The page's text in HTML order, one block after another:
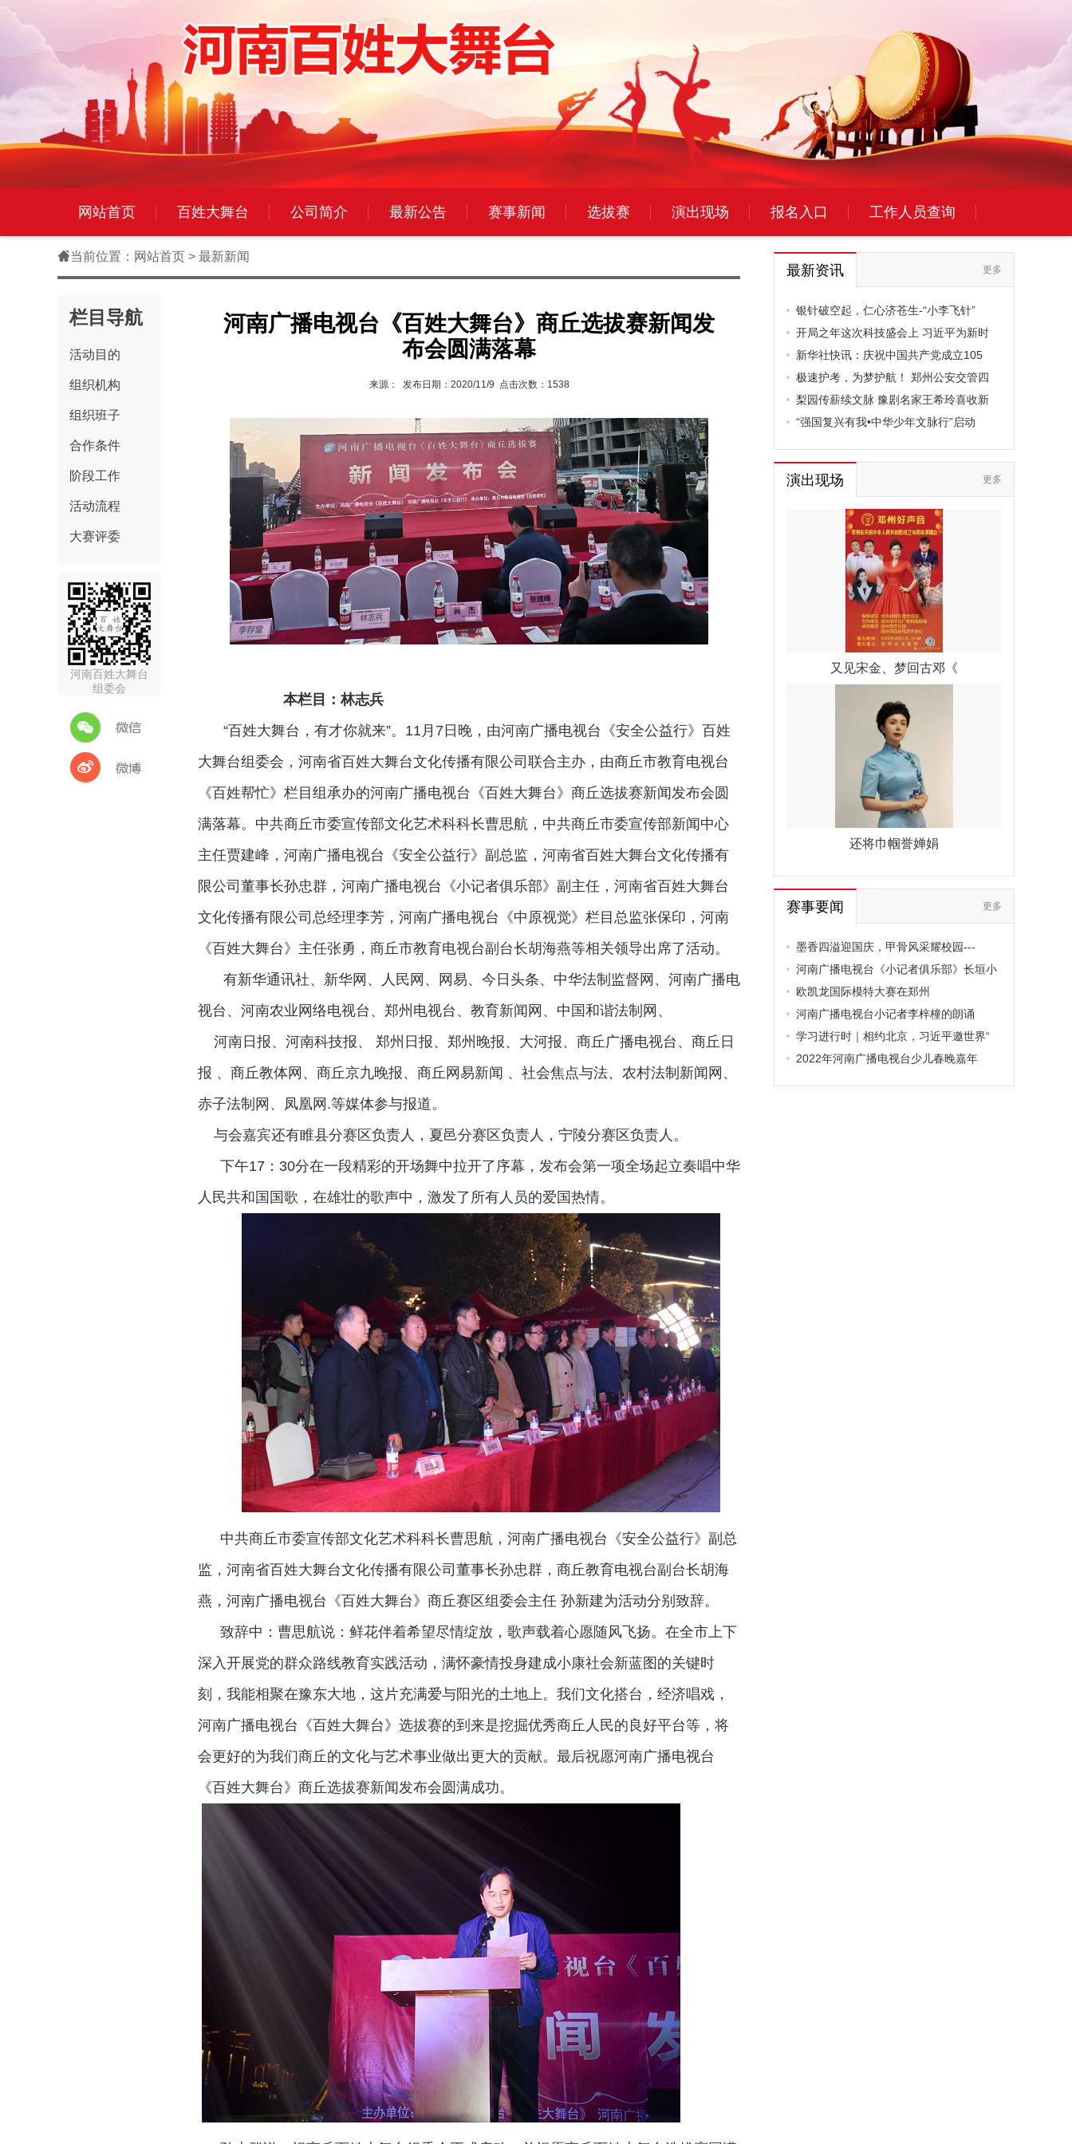
网站首页 百姓大舞台 公司简介 最新公告 赛事新闻 选拔赛 演出现场 报名入口 工作人员查询
当前位置： 网站首页 > 最新新闻
栏目导航
活动目的
组织机构
组织班子
合作条件
阶段工作
活动流程
大赛评委
河南百姓大舞台
组委会
河南广播电视台《百姓大舞台》商丘选拔赛新闻发
布会圆满落幕
来源： 发布日期：2020/11/9 点击次数：1538
本栏目：林志兵
“百姓大舞台，有才你就来”。11月7日晚，由河南广播电视台《安全公益行》百姓
大舞台组委会，河南省百姓大舞台文化传播有限公司联合主办，由商丘市教育电视台
《百姓帮忙》栏目组承办的河南广播电视台《百姓大舞台》商丘选拔赛新闻发布会圆
满落幕。中共商丘市委宣传部文化艺术科科长曹思航，中共商丘市委宣传部新闻中心
主任贾建峰，河南广播电视台《安全公益行》副总监，河南省百姓大舞台文化传播有
限公司董事长孙忠群，河南广播电视台《小记者俱乐部》副主任，河南省百姓大舞台
文化传播有限公司总经理李芳，河南广播电视台《中原视觉》栏目总监张保印，河南
《百姓大舞台》主任张勇，商丘市教育电视台副台长胡海燕等相关领导出席了活动。
有新华通讯社、新华网、人民网、网易、今日头条、中华法制监督网、河南广播电
视台、河南农业网络电视台、郑州电视台、教育新闻网、中国和谐法制网、
河南日报、河南科技报、
郑州日报、郑州晚报、大河报、商丘广播电视台、商丘日
报 、商丘教体网、商丘京九晚报、商丘网易新闻 、社会焦点与法、农村法制新闻网、
赤子法制网、凤凰网.等媒体参与报道。
与会嘉宾还有睢县分赛区负责人，夏邑分赛区负责人，宁陵分赛区负责人。
下午17：30分在一段精彩的开场舞中拉开了序幕，发布会第一项全场起立奏唱中华
人民共和国国歌，在雄壮的歌声中，激发了所有人员的爱国热情。
中共商丘市委宣传部文化艺术科科长曹思航，河南广播电视台《安全公益行》副总
监，河南省百姓大舞台文化传播有限公司董事长孙忠群， 商丘教育电视台副台长胡海
燕，河南广播电视台《百姓大舞台》商丘赛区组委会主任 孙新建为活动分别致辞。
致辞中：曹思航说：鲜花伴着希望尽情绽放，歌声载着心愿随风飞扬。在全市上下
深入开展党的群众路线教育实践活动，满怀豪情投身建成小康社会新蓝图的关键时
刻，我能相聚在豫东大地，这片充满爱与阳光的土地上。我们文化搭台，经济唱戏，
河南广播电视台《百姓大舞台》 选拔赛的到来是挖掘优秀商丘人民的良好平台等，将
会更好的为我们商丘的文化与艺术事业做出更大的贡献。最后祝愿河南广播电视台
《百姓大舞台》商丘选拔赛新闻发布会圆满成功。
最新资讯 更多
银针破空起，仁心济苍生-“小李飞针”
开局之年这次科技盛会上 习近平为新时
新华社快讯：庆祝中国共产党成立105
极速护考，为梦护航！ 郑州公安交管四
梨园传薪续文脉 豫剧名家王希玲喜收新
“强国复兴有我•中华少年文脉行”启动
演出现场 更多
又见宋金、梦回古邓《
还将巾帼誉婵娟
赛事要闻 更多
墨香四溢迎国庆，甲骨风采耀校园---
河南广播电视台《小记者俱乐部》长垣小
欧凯龙国际模特大赛在郑州
河南广播电视台小记者李梓橦的朗诵
学习进行时｜相约北京，习近平邀世界“
2022年河南广播电视台少儿春晚嘉年